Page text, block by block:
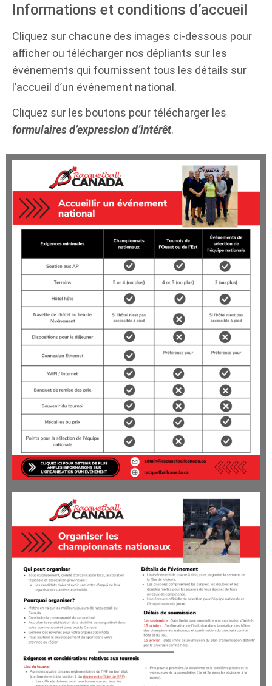
Informations et conditions d’accueil
Cliquez sur chacune des images ci-dessous pour
afficher ou télécharger nos dépliants sur les
événements qui fournissent tous les détails sur
l’accueil d’un événement national.
Cliquez sur les boutons pour télécharger les
formulaires d’expression d’intérêt.